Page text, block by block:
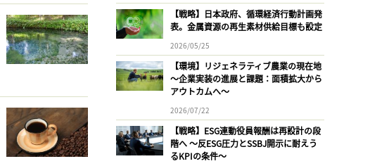
【戦略】日本政府、循環経済行動計画発
表。金属資源の再生素材供給目標も設定
2026/05/25
【環境】リジェネラティブ農業の現在地
〜企業実装の進展と課題：面積拡大から
アウトカムへ〜
2026/07/22
【戦略】ESG連動役員報酬は再設計の段
階へ 〜反ESG圧力とSSBJ開示に耐えう
るKPIの条件〜